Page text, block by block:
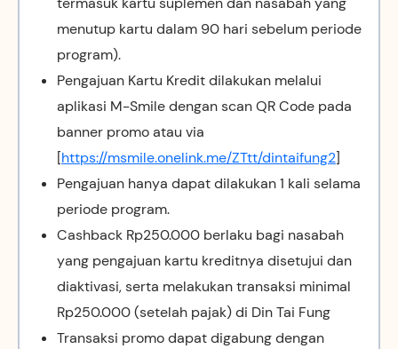
menutup kartu dalam 90 hari sebelum periode
program).
Pengajuan Kartu Kredit dilakukan melalui
aplikasi M-Smile dengan scan QR Code pada
banner promo atau via
[https://msmile.onelink.me/ZTtt/dintaifung2]
Pengajuan hanya dapat dilakukan 1 kali selama
periode program.
Cashback Rp250.000 berlaku bagi nasabah
yang pengajuan kartu kreditnya disetujui dan
diaktivasi, serta melakukan transaksi minimal
Rp250.000 (setelah pajak) di Din Tai Fung
Transaksi promo dapat digabung dengan